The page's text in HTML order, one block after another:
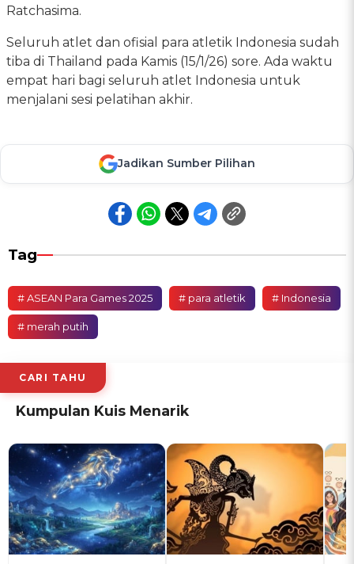
Ratchasima.
Seluruh atlet dan ofisial para atletik Indonesia sudah
tiba di Thailand pada Kamis (15/1/26) sore. Ada waktu
empat hari bagi seluruh atlet Indonesia untuk
menjalani sesi pelatihan akhir.
Jadikan Sumber Pilihan
Tag
# ASEAN Para Games 2025 # para atletik # Indonesia
# merah putih
CARI TAHU
Kumpulan Kuis Menarik